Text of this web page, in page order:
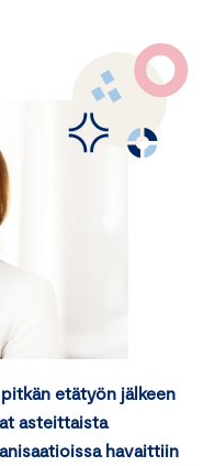
etätyön jälkeen
asteittaista
havaittiin